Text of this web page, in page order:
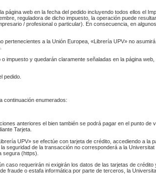
web en la fecha del pedido incluyendo todos ellos el
reguladora de dicho impuesto, la operación puede
/ profesional o particular). En consecuencia, en
pertenecientes a la Unión Europea, «Librería UPV» no
impuesto y quedarán claramente señaladas en la página
pedido.
continuación enumerados:
anteriores el bien también se podrá pagar en el punto
Tarjeta.
UPV» se efectúe con tarjeta de crédito, accediendo a la
seguridad de la transacción no corresponderá a la
segura (https).
caso requerirán ni exigirán los datos de las tarjetas de
fraude o estafa informática por parte de terceros, la